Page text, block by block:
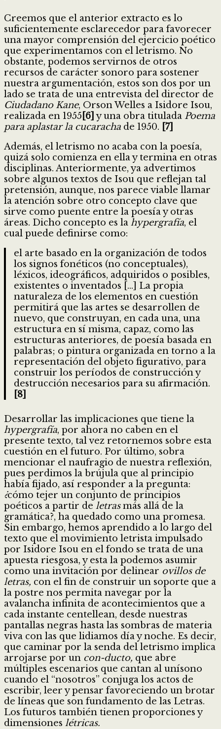
Creemos que el anterior extracto es lo
suficientemente esclarecedor para favorecer
una mayor comprensión del ejercicio poético
que experimentamos con el letrismo. No
obstante, podemos servirnos de otros
recursos de carácter sonoro para sostener
nuestra argumentación, estos son dos por un
lado se trata de una entrevista del director de
Ciudadano Kane, Orson Welles a Isidore Isou,
realizada en 1955 [6] y una obra titulada Poema
para aplastar la cucaracha de 1950. [7]
Además, el letrismo no acaba con la poesía,
quizá solo comienza en ella y termina en otras
disciplinas. Anteriormente, ya advertimos
sobre algunos textos de Isou que reflejan tal
pretensión, aunque, nos parece viable llamar
la atención sobre otro concepto clave que
sirve como puente entre la poesía y otras
áreas. Dicho concepto es la hypergrafía, el
cual puede definirse como:
el arte basado en la organización de todos
los signos fonéticos (no conceptuales),
léxicos, ideográficos, adquiridos o posibles,
existentes o inventados […] La propia
naturaleza de los elementos en cuestión
permitirá que las artes se desarrollen de
nuevo, que construyan, en cada una, una
estructura en sí misma, capaz, como las
estructuras anteriores, de poesía basada en
palabras; o pintura organizada en torno a la
representación del objeto figurativo, para
construir los períodos de construcción y
destrucción necesarios para su afirmación.
[8]
Desarrollar las implicaciones que tiene la
hypergrafía, por ahora no caben en el
presente texto, tal vez retornemos sobre esta
cuestión en el futuro. Por último, sobra
mencionar el naufragio de nuestra reflexión,
pues perdimos la brújula que al principio
había fijado, así responder a la pregunta:
¿cómo tejer un conjunto de principios
poéticos a partir de letrasmás allá de la
gramática?, ha quedado como una promesa.
Sin embargo, hemos aprendido a lo largo del
texto que el movimiento letrista impulsado
por Isidore Isou en el fondo se trata de una
apuesta riesgosa, y esta la podemos asumir
como una invitación por delinear ovillos de
letras, con el fin de construir un soporte que a
la postre nos permita navegar por la
avalancha infinita de acontecimientos que a
cada instante centellean, desde nuestras
pantallas negras hasta las sombras de materia
viva con las que lidiamos día y noche. Es decir,
que caminar por la senda del letrismo implica
arrojarse por un con-ducto, que abre
múltiples escenarios que cantan al unísono
cuando el “nosotros” conjuga los actos de
escribir, leer y pensar favoreciendo un brotar
de líneas que son fundamento de las Letras.
Los futuros también tienen proporciones y
dimensiones létricas.